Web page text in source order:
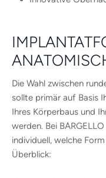
Die Wahl zwischen
sollte primär auf Basis
Ihres Körperbaus und
werden. Bei
individuell, welche
Überblick: